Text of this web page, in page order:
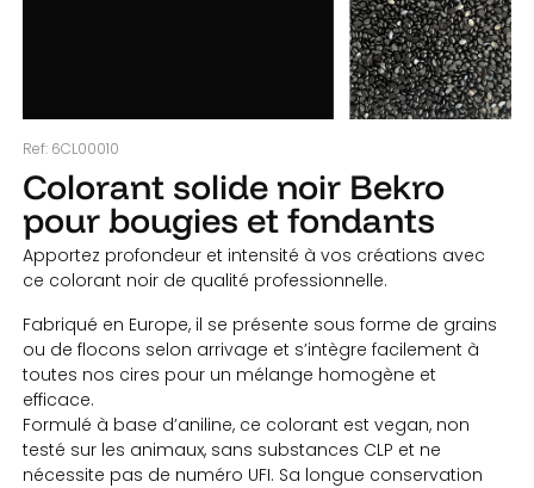
Ref: 6CL00010
Colorant solide noir Bekro
pour bougies et fondants
Apportez profondeur et intensité à vos créations avec
ce colorant noir de qualité professionnelle.
Fabriqué en Europe, il se présente sous forme de grains
ou de flocons selon arrivage et s’intègre facilement à
toutes nos cires pour un mélange homogène et
efficace.
Formulé à base d’aniline, ce colorant est vegan, non
testé sur les animaux, sans substances CLP et ne
nécessite pas de numéro UFI. Sa longue conservation